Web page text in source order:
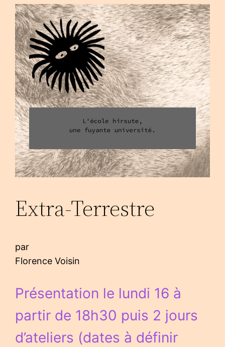
Aller
contenu
Extra-Terrestre
par
Florence Voisin
Présentation le lundi 16 à
partir de 18h30 puis 2 jours
d’ateliers (dates à définir